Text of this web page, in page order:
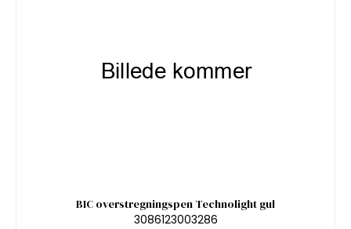
BIC overstregningspen Technolight gul
3086123003286